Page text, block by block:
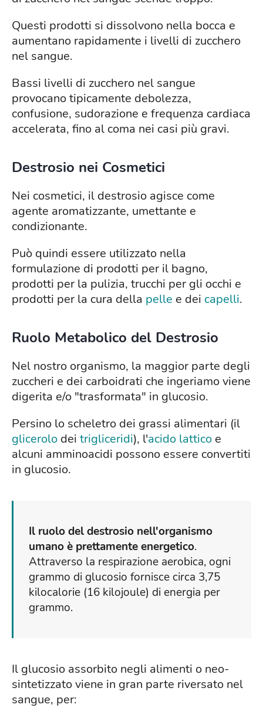
Questi prodotti si dissolvono nella bocca e
aumentano rapidamente i livelli di zucchero
nel sangue.
Bassi livelli di zucchero nel sangue
provocano tipicamente debolezza,
confusione, sudorazione e frequenza cardiaca
accelerata, fino al coma nei casi più gravi.
Destrosio nei Cosmetici
Nei cosmetici, il destrosio agisce come
agente aromatizzante, umettante e
condizionante.
Può quindi essere utilizzato nella
formulazione di prodotti per il bagno,
prodotti per la pulizia, trucchi per gli occhi e
prodotti per la cura della pelle e dei capelli.
Ruolo Metabolico del Destrosio
Nel nostro organismo, la maggior parte degli
zuccheri e dei carboidrati che ingeriamo viene
digerita e/o "trasformata" in glucosio.
Persino lo scheletro dei grassi alimentari (il
glicerolo dei trigliceridi), l'acido lattico e
alcuni amminoacidi possono essere convertiti
in glucosio.
Il ruolo del destrosio nell'organismo
umano è prettamente energetico.
Attraverso la respirazione aerobica, ogni
grammo di glucosio fornisce circa 3,75
kilocalorie (16 kilojoule) di energia per
grammo.
Il glucosio assorbito negli alimenti o neo-
sintetizzato viene in gran parte riversato nel
sangue, per: